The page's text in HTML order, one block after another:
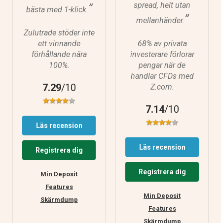
bästa med 1-klick. ”
Zulutrade stöder inte
ett vinnande
förhållande nära
100%.
7.29/10
Läs recension
Registrera dig
Min Deposit
Features
Skärmdump
spread, helt utan
mellanhänder. ”
68% av privata
investerare förlorar
pengar när de
handlar CFDs med
Z.com.
7.14/10
Läs recension
Registrera dig
Min Deposit
Features
Skärmdump